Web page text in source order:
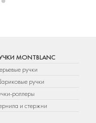
MONTBLANC
ручки
ручки
роллеры
и стержни